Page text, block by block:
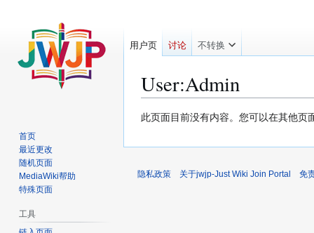
User:Admin
跳
到
航
跳
到
索
此页面目前没有内容。您可以在其他页
用户页 讨论 不转换
首页
最近更改
随机页面
MediaWiki帮助
特殊页面
工具
隐私政策 关于jwjp-Just Wiki Join Portal 免